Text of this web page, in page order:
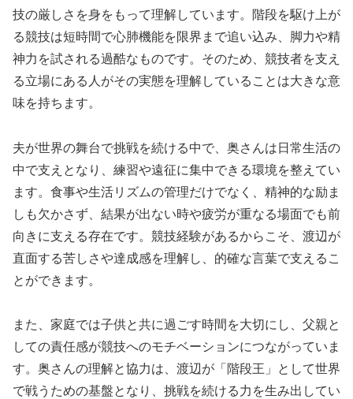
技の厳しさを身をもって理解しています。階段を駆け上が
る競技は短時間で心肺機能を限界まで追い込み、脚力や精
神力を試される過酷なものです。そのため、競技者を支え
る立場にある人がその実態を理解していることは大きな意
味を持ちます。
夫が世界の舞台で挑戦を続ける中で、奥さんは日常生活の
中で支えとなり、練習や遠征に集中できる環境を整えてい
ます。食事や生活リズムの管理だけでなく、精神的な励ま
しも欠かさず、結果が出ない時や疲労が重なる場面でも前
向きに支える存在です。競技経験があるからこそ、渡辺が
直面する苦しさや達成感を理解し、的確な言葉で支えるこ
とができます。
また、家庭では子供と共に過ごす時間を大切にし、父親と
しての責任感が競技へのモチベーションにつながっていま
す。奥さんの理解と協力は、渡辺が「階段王」として世界
で戦うための基盤となり、挑戦を続ける力を生み出してい